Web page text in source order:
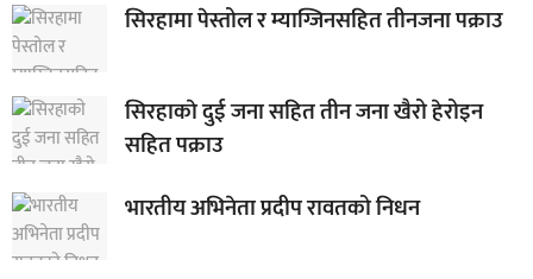
सिरहामा पेस्तोल र म्याग्जिनसहित तीनजना पक्राउ
सिरहाकाे दुई जना सहित तीन जना खैरो हेरोइन
सहित पक्राउ
भारतीय अभिनेता प्रदीप रावतको निधन